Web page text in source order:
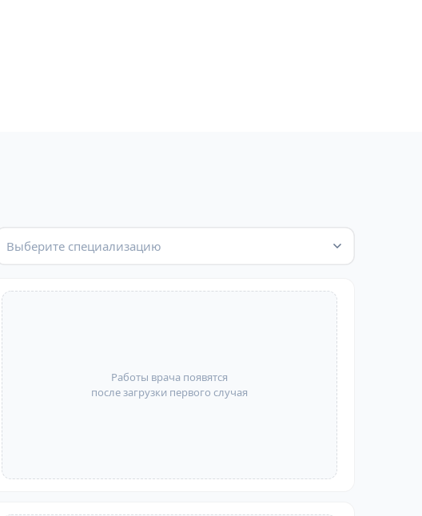
Выберите специализацию
Работы врача появятся
после загрузки первого случая